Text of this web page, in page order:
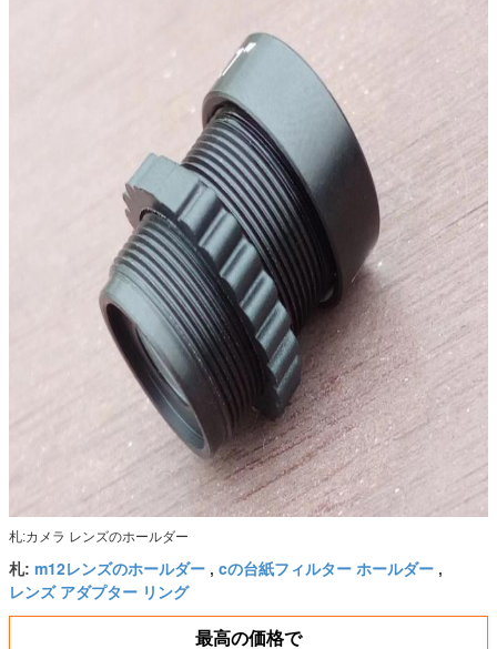
札:カメラ レンズのホールダー
札: m12レンズのホールダー , cの台紙フィルター ホールダー ,
レンズ アダプター リング
最高の価格で